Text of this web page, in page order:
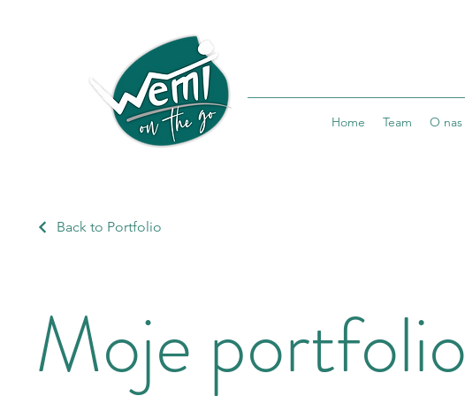
Home Team O nas
Back to Portfolio
Moje portfolio